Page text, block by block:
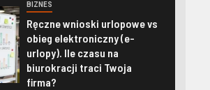
BIZNES
Ręczne wnioski urlopowe vs
obieg elektroniczny (e-
urlopy). Ile czasu na
biurokracji traci Twoja
firma?